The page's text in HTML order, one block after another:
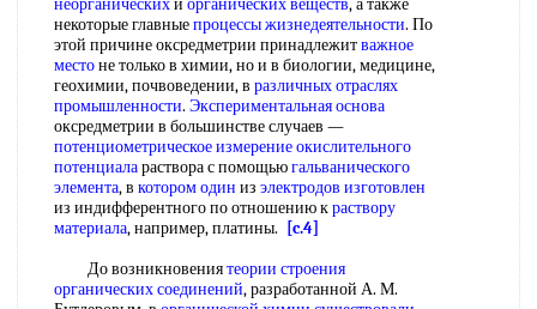
неорганическихи органических веществ, а также
некоторые главныепроцессы жизнедеятельности. По
этой причине оксредметрии принадлежитважное
местоне только в химии, но и в биологии, медицине,
геохимии, почвоведении, в различных отраслях
промышленности. Экспериментальная основа
оксредметрии в большинстве случаев —
потенциометрическое измерение окислительного
потенциалараствора с помощьюгальванического
элемента, в котором один из электродов изготовлен
из индифферентного по отношению краствору
материала, например, платины.
[c.4]
До возникновениятеории строения
органических соединений, разработанной А. М.